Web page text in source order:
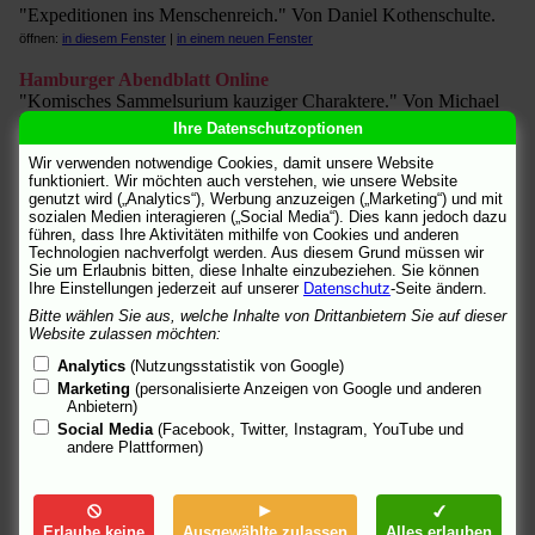
"Expeditionen ins Menschenreich." Von Daniel Kothenschulte.
öffnen: in diesem Fenster | in einem neuen Fenster
Hamburger Abendblatt Online
"Komisches Sammelsurium kauziger Charaktere." Von Michael
Ranze.
öffnen:in diesem Fenster|in einem neuen Fenster
Hamburger Morgenpost
"Warmherziges Meisterwerk der leisen Töne." Von Marco
Schmidt.
öffnen:in diesem Fenster|in einem neuen Fenster
IFILM [engl.]
US-Trailer und Clips im Flash-Format.
öffnen:in diesem Fenster|in einem neuen Fenster
Intro
Kritik von Arno Raffeiner.
öffnen:in diesem Fenster|in einem neuen Fenster
in diesem Fenster in einem neuen Fenster
Ihre Datenschutzoptionen
Wir verwenden notwendige Cookies, damit unsere Website
funktioniert. Wir möchten auch verstehen, wie unsere Website
genutzt wird („Analytics“), Werbung anzuzeigen („Marketing“) und mit
sozialen Medien interagieren („Social Media“). Dies kann jedoch dazu
führen, dass Ihre Aktivitäten mithilfe von Cookies und anderen
Technologien nachverfolgt werden. Aus diesem Grund müssen wir
Sie um Erlaubnis bitten, diese Inhalte einzubeziehen. Sie können
Ihre Einstellungen jederzeit auf unserer Datenschutz-Seite ändern.
Bitte wählen Sie aus, welche Inhalte von Drittanbietern Sie auf dieser
Website zulassen möchten:
Analytics (Nutzungsstatistik von Google)
Marketing (personalisierte Anzeigen von Google und anderen
Anbietern)
Social Media (Facebook, Twitter, Instagram, YouTube und
andere Plattformen)